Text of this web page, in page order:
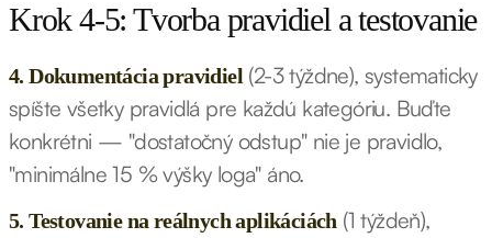
Krok 4-5: Tvorba pravidiel a testovanie
4. Dokumentácia pravidiel(2-3 týždne), systematicky
spíšte všetky pravidlá pre každú kategóriu. Buďte
konkrétni — "dostatočný odstup" nie je pravidlo,
"minimálne 15 % výšky loga" áno.
5. Testovanie na reálnych aplikáciách(1 týždeň),